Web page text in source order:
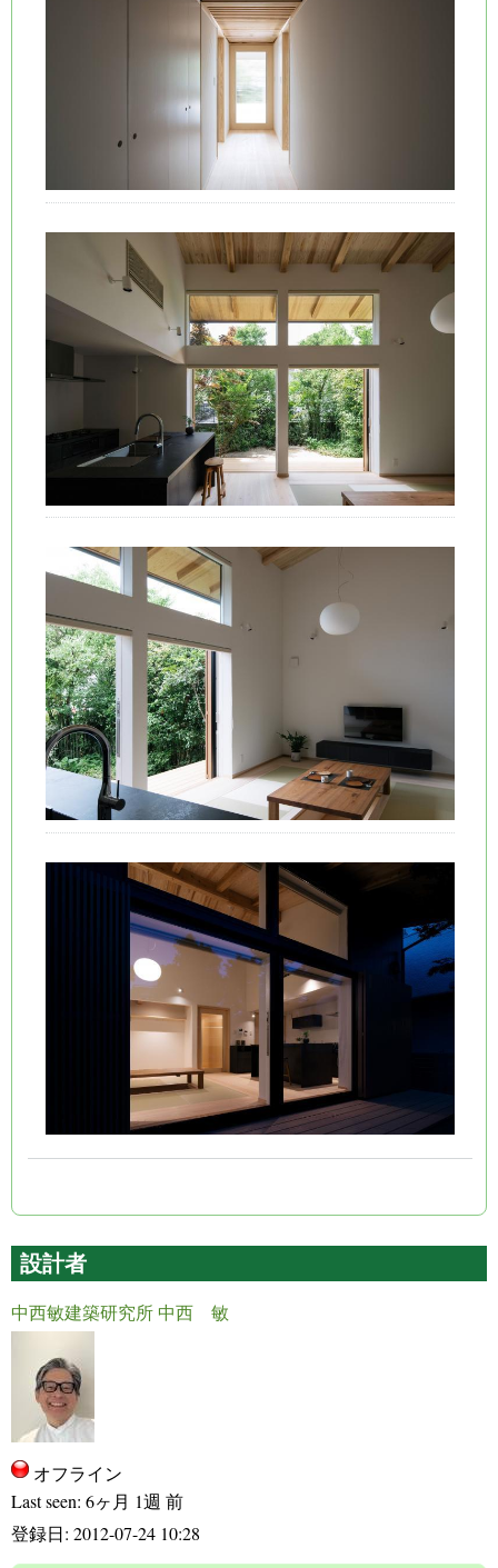
設計者
中西敏建築研究所 中西 敏
オフライン
Last seen: 6ヶ月 1週 前
登録日: 2012-07-24 10:28